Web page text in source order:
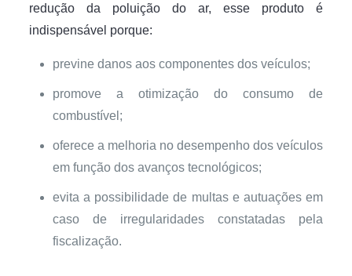
redução da poluição do ar, esse produto é
indispensável porque:
previne danos aos componentes dos veículos;
promove a otimização do consumo de
combustível;
oferece a melhoria no desempenho dos veículos
em função dos avanços tecnológicos;
evita a possibilidade de multas e autuações em
caso de irregularidades constatadas pela
fiscalização.